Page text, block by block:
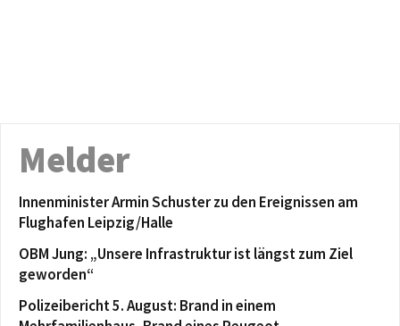
Melder
Innenminister Armin Schuster zu den Ereignissen am
Flughafen Leipzig/Halle
OBM Jung: „Unsere Infrastruktur ist längst zum Ziel
geworden“
Polizeibericht 5. August: Brand in einem